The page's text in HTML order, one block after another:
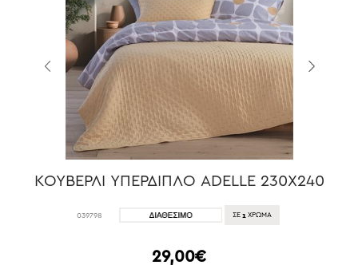
ΚΟΥΒΕΡΛΙ ΥΠΕΡΔΙΠΛΟ ADELLE 230X240
039798 ΣΕ 1 ΧΡΩΜΑ
29,00€